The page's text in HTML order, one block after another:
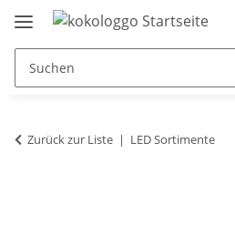
Zurück zur Liste LED Sortimente